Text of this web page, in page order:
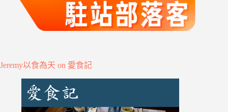
Jeremy以食為天 on 愛食記